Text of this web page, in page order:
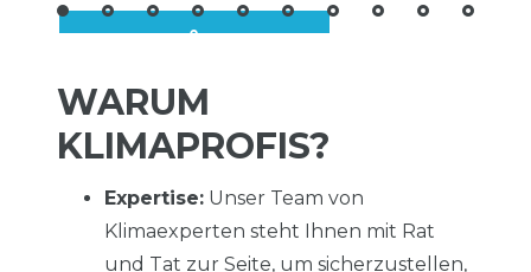
WARUM
KLIMAPROFIS?
Expertise: Unser Team von
Klimaexperten steht Ihnen mit Rat
und Tat zur Seite, um sicherzustellen,